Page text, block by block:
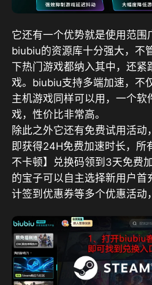
它还有一个优势就是使用范围
biubiu的资源库十分强大，不
下热门游戏都纳入其中，还紧
戏。biubiu支持多端加速，不
主机游戏同样可以用，一个软
戏，性价比非常高。
除此之外它还有免费试用活动，
即获得24H免费加速时长，所
不卡顿】兑换码领到3天免费
的宝子可以自主选择新用户首
计签到优惠券等多个优惠活动